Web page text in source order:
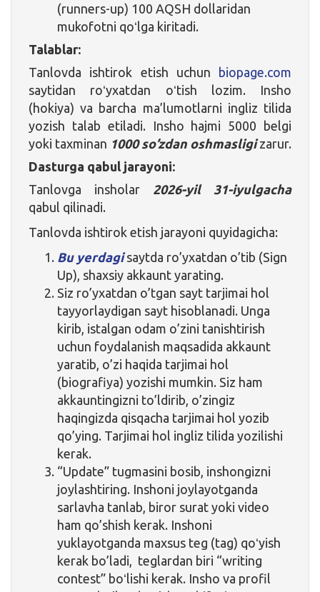
(runners-up) 100 AQSH dollaridan
mukofotni qoʻlga kiritadi.
Talablar:
Tanlovda ishtirok etish uchun biopage.com
saytidan roʻyxatdan oʻtish lozim. Insho
(hokiya) va barcha ma’lumotlarni ingliz tilida
yozish talab etiladi. Insho hajmi 5000 belgi
yoki taxminan 1000 so’zdan oshmasligizarur.
Dasturga qabul jarayoni:
Tanlovga insholar 2026-yil 31-iyulgacha
qabul qilinadi.
Tanlovda ishtirok etish jarayoni quyidagicha:
Bu yerdagisaytda ro’yxatdan o’tib (Sign
Up), shaxsiy akkaunt yarating.
Siz ro’yxatdan o’tgan sayt tarjimai hol
tayyorlaydigan sayt hisoblanadi. Unga
kirib, istalgan odam o’zini tanishtirish
uchun foydalanish maqsadida akkaunt
yaratib, o’zi haqida tarjimai hol
(biografiya) yozishi mumkin. Siz ham
akkauntingizni to’ldirib, o’zingiz
haqingizda qisqacha tarjimai hol yozib
qo’ying. Tarjimai hol ingliz tilida yozilishi
kerak.
“Update” tugmasini bosib, inshongizni
joylashtiring. Inshoni joylayotganda
sarlavha tanlab, biror surat yoki video
ham qo’shish kerak. Inshoni
yuklayotganda maxsus teg (tag) qoʻyish
kerak bo’ladi, teglardan biri “writing
contest” boʻlishi kerak. Insho va profil